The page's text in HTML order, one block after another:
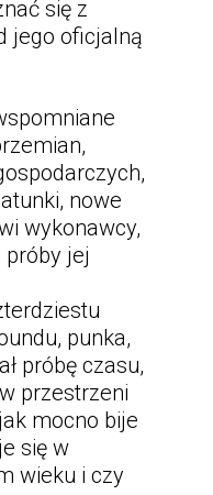
się z
jego oficjalną
nowe
wykonawcy,
próby jej
punka,
próbę czasu,
przestrzeni
mocno bije
się w
wieku i czy